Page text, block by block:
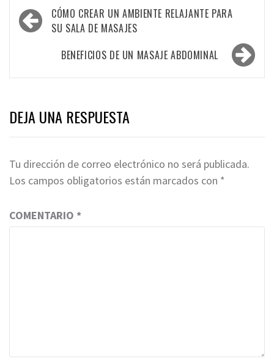
Navegación
de
entradas
CÓMO CREAR UN AMBIENTE RELAJANTE PARA
SU SALA DE MASAJES
BENEFICIOS DE UN MASAJE ABDOMINAL
DEJA UNA RESPUESTA
Tu dirección de correo electrónico no será publicada.
Los campos obligatorios están marcados con *
COMENTARIO *